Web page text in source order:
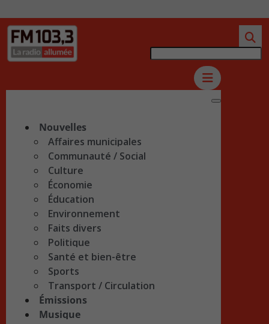
Nouvelles
Affaires municipales
Communauté / Social
Culture
Économie
Éducation
Environnement
Faits divers
Politique
Santé et bien-être
Sports
Transport / Circulation
Émissions
Musique